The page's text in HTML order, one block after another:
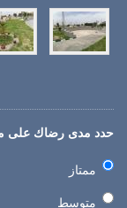
حدد مدى رضاك على
ممتاز
متوسط